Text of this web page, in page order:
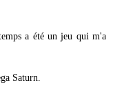
a été un jeu qui m'a
Saturn.